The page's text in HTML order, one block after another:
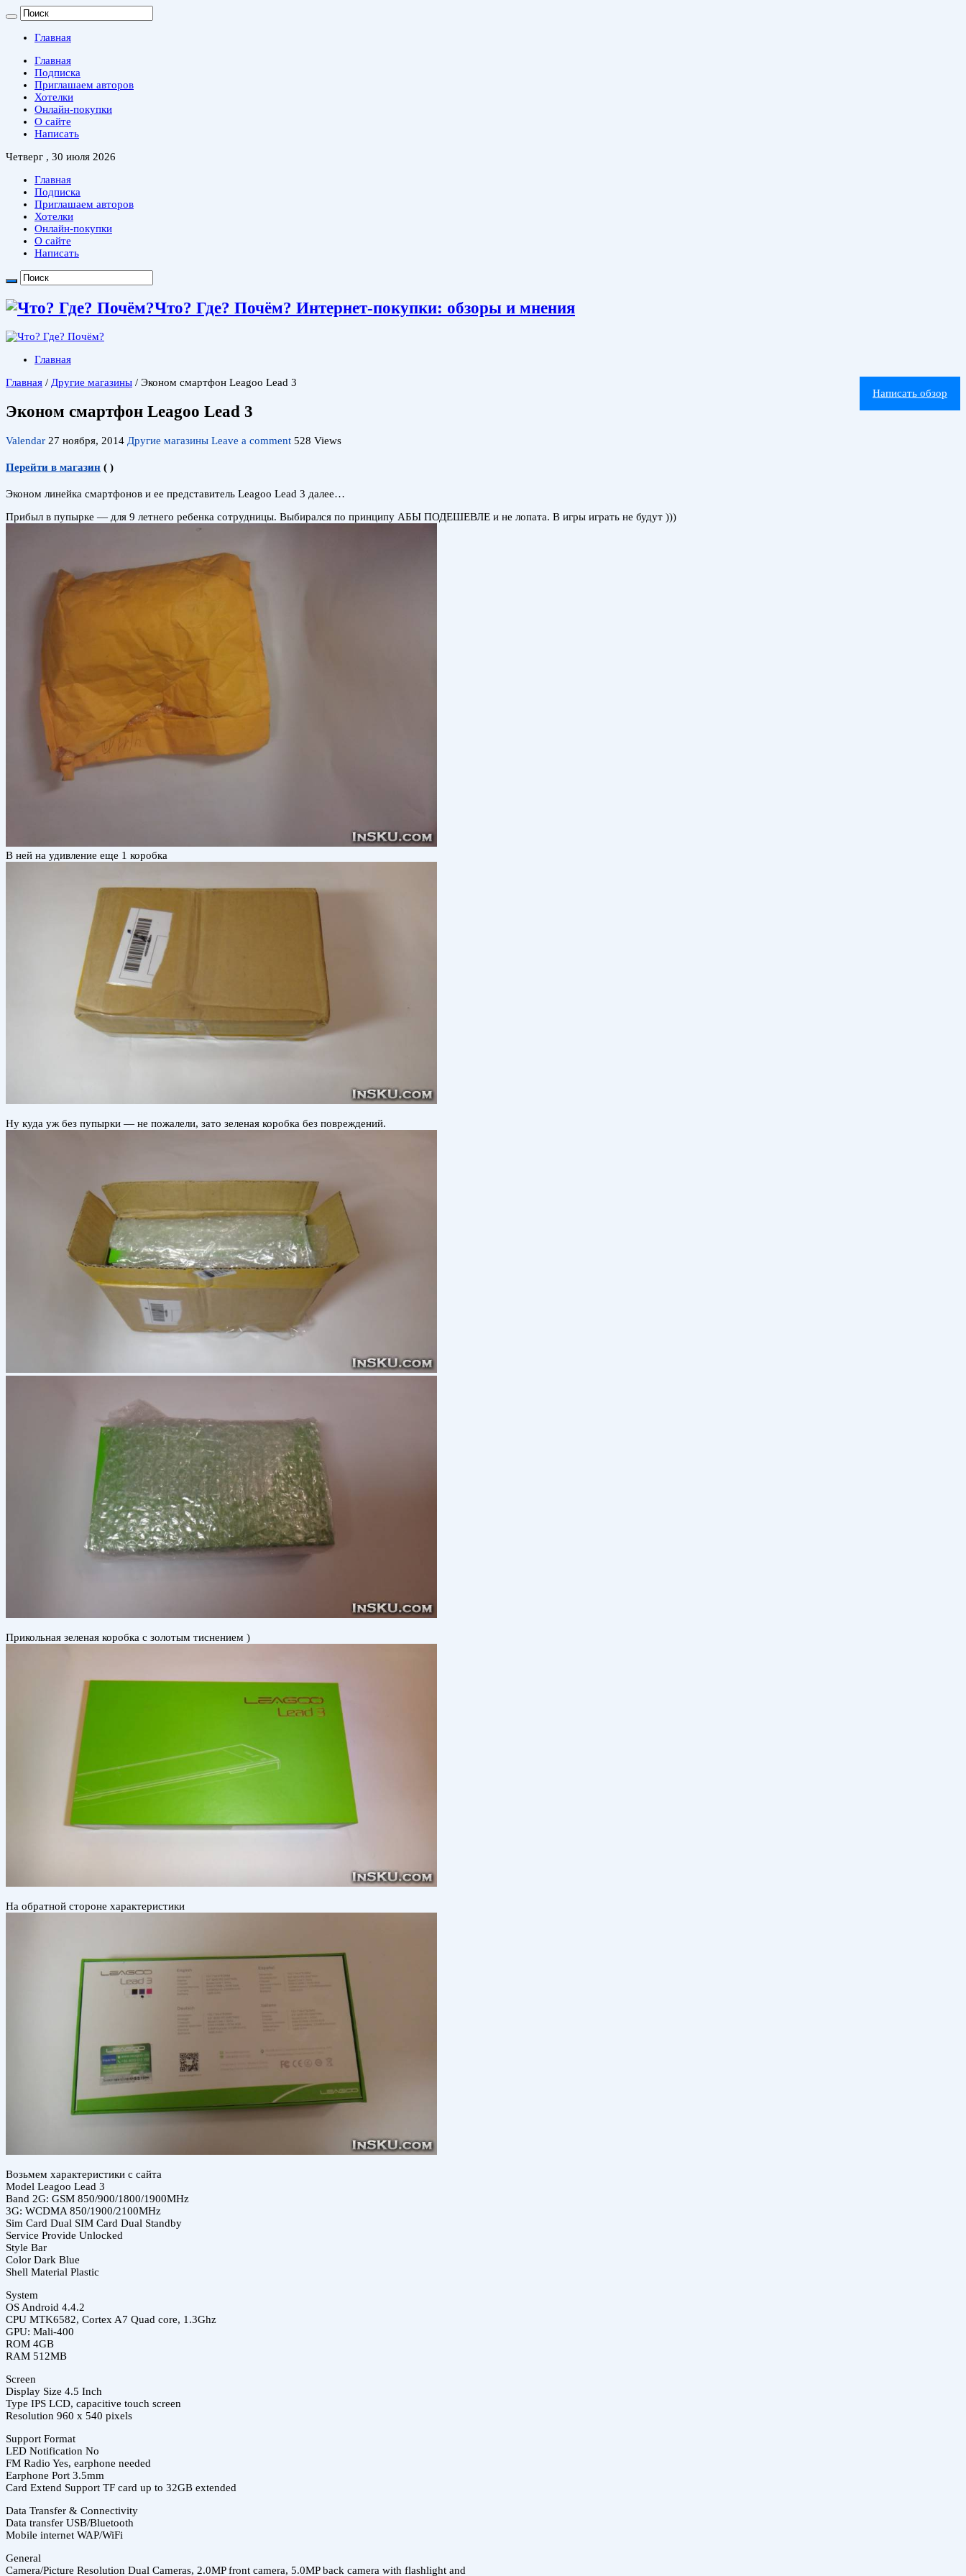
Главная
Главная
Подписка
Приглашаем авторов
Хотелки
Онлайн-покупки
О сайте
Написать
Четверг , 30 июля 2026
Главная
Подписка
Приглашаем авторов
Хотелки
Онлайн-покупки
О сайте
Написать
Что? Где? Почём? Интернет-покупки: обзоры и мнения
Главная
Написать обзор
Главная / Другие магазины / Эконом смартфон Leagoo Lead 3
Эконом смартфон Leagoo Lead 3
Valendar 27 ноября, 2014 Другие магазины Leave a comment 528 Views
Перейти в магазин ( )
Эконом линейка смартфонов и ее представитель Leagoo Lead 3 далее…
Прибыл в пупырке — для 9 летнего ребенка сотрудницы. Выбирался по принципу АБЫ ПОДЕШЕВЛЕ и не лопата. В игры играть не будут )))
В ней на удивление еще 1 коробка
Ну куда уж без пупырки — не пожалели, зато зеленая коробка без повреждений.
Прикольная зеленая коробка с золотым тиснением )
На обратной стороне характеристики
Возьмем характеристики с сайта
Model Leagoo Lead 3
Band 2G: GSM 850/900/1800/1900MHz
3G: WCDMA 850/1900/2100MHz
Sim Card Dual SIM Card Dual Standby
Service Provide Unlocked
Style Bar
Color Dark Blue
Shell Material Plastic
System
OS Android 4.4.2
CPU MTK6582, Cortex A7 Quad core, 1.3Ghz
GPU: Mali-400
ROM 4GB
RAM 512MB
Screen
Display Size 4.5 Inch
Type IPS LCD, capacitive touch screen
Resolution 960 x 540 pixels
Support Format
LED Notification No
FM Radio Yes, earphone needed
Earphone Port 3.5mm
Card Extend Support TF card up to 32GB extended
Data Transfer & Connectivity
Data transfer USB/Bluetooth
Mobile internet WAP/WiFi
General
Camera/Picture Resolution Dual Cameras, 2.0MP front camera, 5.0MP back camera with flashlight and